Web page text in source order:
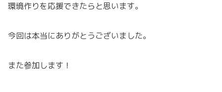
環境作りを応援できたらと思います。
今回は本当にありがとうございました。
また参加します！